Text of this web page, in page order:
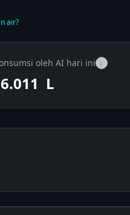
air?
oleh AI hari ini i
L